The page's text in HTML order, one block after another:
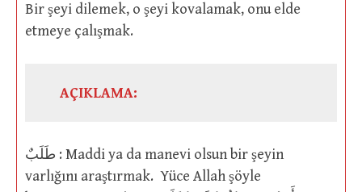
Bir şeyi dilemek, o şeyi kovalamak, onu elde
etmeye çalışmak.
AÇIKLAMA:
طَلَبٌ : Maddi ya da manevi olsun bir şeyin
varlığını araştırmak. Yüce Allah şöyle